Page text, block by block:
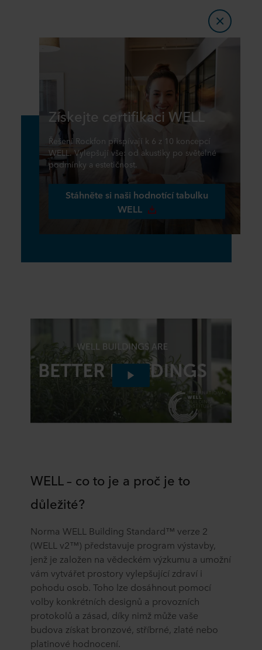
Získejte certifikaci WELL
Řešení Rockfon přispívají k 6 z 10 koncepcí
WELL. Vylepšují vše: od akustiky po světelné
podmínky a estetičnost.
Stáhněte si naši hodnotící tabulku
WELL
WELL – co to je a proč je to
důležité?
Norma WELL Building Standard™ verze 2
(WELL v2™) představuje program výstavby,
jenž je založen na vědeckém výzkumu a umožní
vám vytvářet prostory vylepšující zdraví i
pohodu osob. Toho lze dosáhnout pomocí
volby konkrétních designů a provozních
protokolů a zásad, díky nimž může vaše
budova získat bronzové, stříbrné, zlaté nebo
platinové hodnocení.